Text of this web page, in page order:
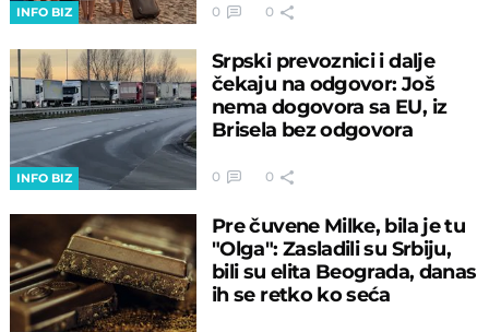
INFO BIZ 0 0
INFO BIZ
Srpski prevoznici i dalje
čekaju na odgovor: Još
nema dogovora sa EU, iz
Brisela bez odgovora
0 0
Pre čuvene Milke, bila je tu
"Olga": Zasladili su Srbiju,
bili su elita Beograda, danas
ih se retko ko seća